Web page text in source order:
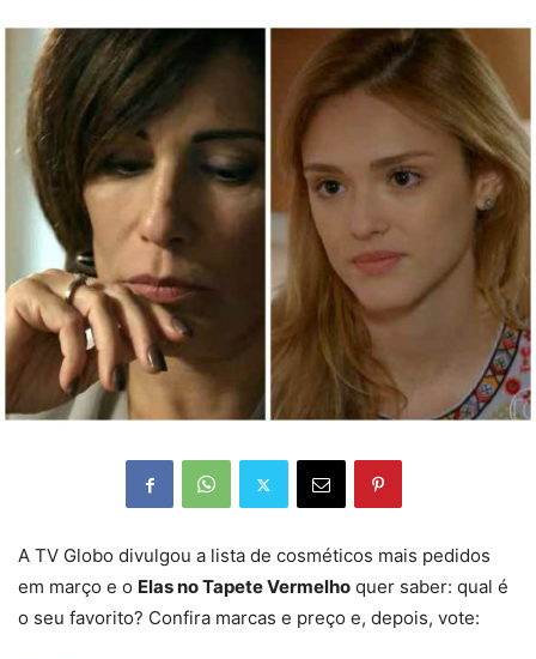
A TV Globo divulgou a lista de cosméticos mais pedidos
em março e o Elas no Tapete Vermelho quer saber: qual é
o seu favorito? Confira marcas e preço e, depois, vote: